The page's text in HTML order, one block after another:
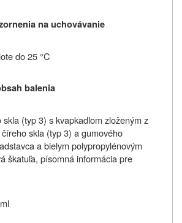
na uchovávanie
do 25 °C
balenia
(typ 3) s kvapkadlom zloženým z
skla (typ 3) a gumového
a bielym polypropylénovým
škatuľa, písomná informácia pre